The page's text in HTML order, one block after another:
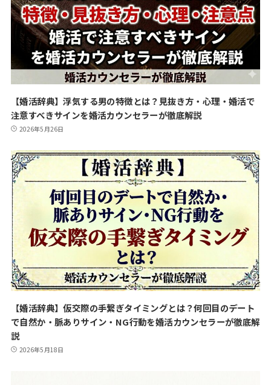
【婚活辞典】浮気する男の特徴とは？見抜き方・心理・婚活で
注意すべきサインを婚活カウンセラーが徹底解説
2026年5月26日
【婚活辞典】仮交際の手繋ぎタイミングとは？何回目のデート
で自然か・脈ありサイン・NG行動を婚活カウンセラーが徹底解
説
2026年5月18日